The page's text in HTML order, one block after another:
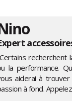
recherchent
la performance.
aiderai à
à fond.